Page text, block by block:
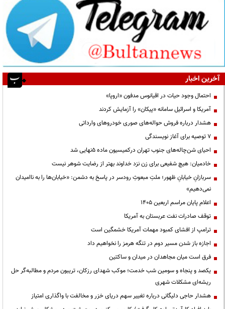
آخرین اخبار
احتمال وجود حیات در اقیانوس مدفون «اروپا»
آمریکا و اسرائیل سامانه «پیکان» را آزمایش کردند
هشدار درباره فروش حواله‌های صوری خودروهای وارداتی
۷ توصیه برای آغاز نویسندگی
احیای شن‌چاله‌های جنوب تهران درکمیسیون ماده ۵نهایی شد
خادمیان: هیچ شفیعی برای زن نزد خداوند بهتر از رضایت شوهر نیست
سربازانِ خیابانِ ظهور؛ ملتِ مبعوثِ رودسر در پاسخ به دشمن: «خیابان‌ها را به ناامیدان
نمی‌دهیم»
اعلام پایان مراسم اربعین ۱۴۰۵
توقف صادرات نفت عربستان به آمریکا
ترامپ از افشای کمبود مهمات آمریکا خشمگین است
اجازه باز شدن مسیر دوم در تنگه هرمز را نخواهیم داد
فرق است میان مجاهدان در میدان و ساکتین
یکصد و پنجاه و سومین شب خدمت؛ موکب شهدای رزکان، تریبون مردم و مطالبه‌گر حل
ریشه‌ای مشکلات شهری
هشدار حاجی دلیگانی درباره تغییر سهم دریای خزر و مخالفت با واگذاری امتیاز